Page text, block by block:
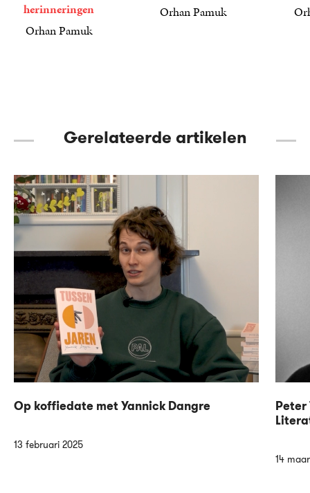
herinneringen
Orhan Pamuk
Orhan Pamuk
Gerelateerde artikelen
13 februari 2025
Op koffiedate met Yannick Dangre
14
Peter